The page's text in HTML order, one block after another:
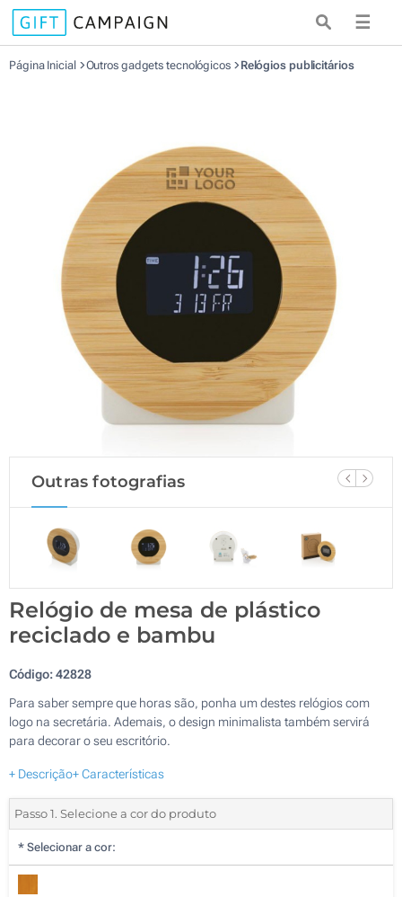
☰
Página Inicial Outros gadgets tecnológicos Relógios publicitários
Outras fotografias
Relógio de mesa de plástico
reciclado e bambu
Código:42828
Para saber sempre que horas são, ponha um destes relógios com
logo na secretária. Ademais, o design minimalista também servirá
para decorar o seu escritório.
+ Descrição+ Características
Passo 1. Selecione a cor do produto
* Selecionar a cor: